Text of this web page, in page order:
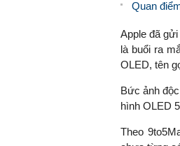
Quan
Apple đã
là buổi ra
OLED, tên
Bức ảnh
hình OLED
Theo